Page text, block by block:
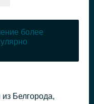
более
Белгорода,